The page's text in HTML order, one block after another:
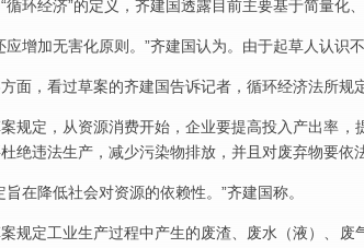
循环经济”的定义，齐建国透露目前主要基于简量化
应增加无害化原则。”齐建国认为。由于起草人认识
面，看过草案的齐建国告诉记者，循环经济法所规
规定，从资源消费开始，企业要提高投入产出率
绝违法生产，减少污染物排放，并且对废弃物要依
旨在降低社会对资源的依赖性。”齐建国称。
规定工业生产过程中产生的废渣、废水（液）、